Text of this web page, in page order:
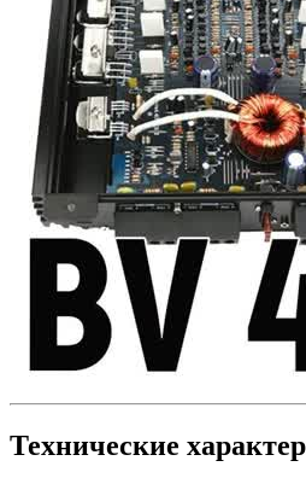
Технические